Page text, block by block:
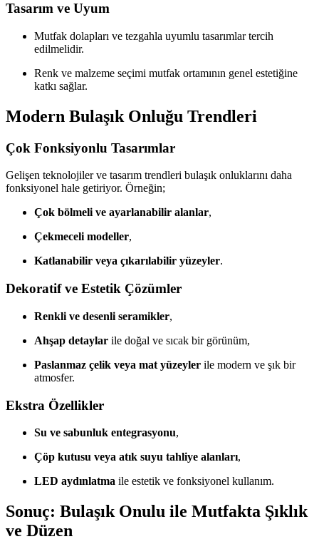
Tasarım ve Uyum
Mutfak dolapları ve tezgahla uyumlu tasarımlar tercih
edilmelidir.
Renk ve malzeme seçimi mutfak ortamının genel estetiğine
katkı sağlar.
Modern Bulaşık Onluğu Trendleri
Çok Fonksiyonlu Tasarımlar
Gelişen teknolojiler ve tasarım trendleri bulaşık onluklarını daha
fonksiyonel hale getiriyor. Örneğin;
Çok bölmeli ve ayarlanabilir alanlar,
Çekmeceli modeller,
Katlanabilir veya çıkarılabilir yüzeyler.
Dekoratif ve Estetik Çözümler
Renkli ve desenli seramikler,
Ahşap detaylar ile doğal ve sıcak bir görünüm,
Paslanmaz çelik veya mat yüzeyler ile modern ve şık bir
atmosfer.
Ekstra Özellikler
Su ve sabunluk entegrasyonu,
Çöp kutusu veya atık suyu tahliye alanları,
LED aydınlatma ile estetik ve fonksiyonel kullanım.
Sonuç: Bulaşık Onulu ile Mutfakta Şıklık
ve Düzen